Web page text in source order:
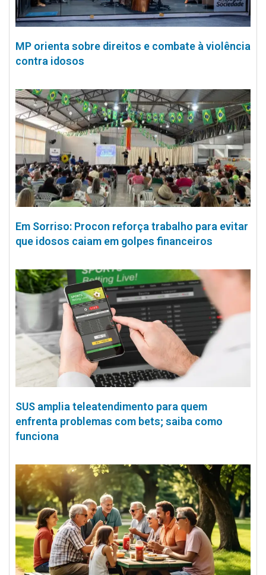
MP orienta sobre direitos e combate à violência
contra idosos
Em Sorriso: Procon reforça trabalho para evitar
que idosos caiam em golpes financeiros
SUS amplia teleatendimento para quem
enfrenta problemas com bets; saiba como
funciona